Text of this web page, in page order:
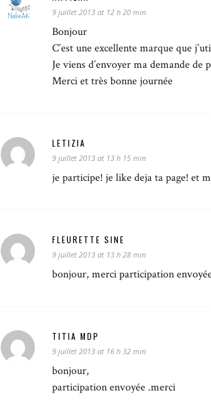
9 juillet 2013 at 12 h 20 min
Bonjour
C’est une excellente marque que
Je viens d’envoyer ma demande
Merci et très bonne journée
LETIZIA
9 juillet 2013 at 13 h 15 min
je participe! je like deja ta page! et
FLEURETTE SINE
9 juillet 2013 at 13 h 28 min
bonjour, merci participation
TITIA MDP
9 juillet 2013 at 16 h 32 min
bonjour,
participation envoyée .merci